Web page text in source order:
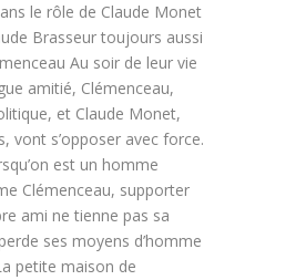
le rôle de Claude Monet
Brasseur toujours aussi
Au soir de leur vie
amitié, Clémenceau,
et Claude Monet,
vont s’opposer avec force.
est un homme
Clémenceau, supporter
ami ne tienne pas sa
ses moyens d’homme
petite maison de